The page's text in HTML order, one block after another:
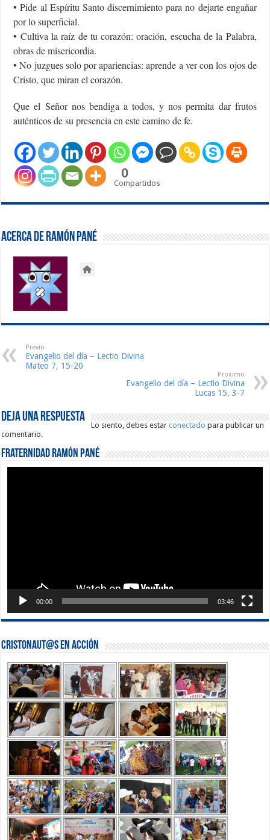
• Pide al Espíritu Santo discernimiento para no dejarte engañar
por lo superficial.
• Cultiva la raíz de tu corazón: oración, escucha de la Palabra,
obras de misericordia.
• No juzgues solo por apariencias: aprende a ver con los ojos de
Cristo, que miran el corazón.
Que el Señor nos bendiga a todos, y nos permita dar frutos
auténticos de su presencia en este camino de fe.
0
Compartidos
Acerca de Ramón Pané
Previo
Evangelio del día – Lectio Divina
Mateo 7, 15-20
Proximo
Evangelio del día – Lectio Divina
Lucas 15, 3-7
Deja una respuesta
Lo siento, debes estarconectado para publicar un
comentario.
Fraternidad Ramón Pané
00:00 03:46
Cristonaut@s en Acción